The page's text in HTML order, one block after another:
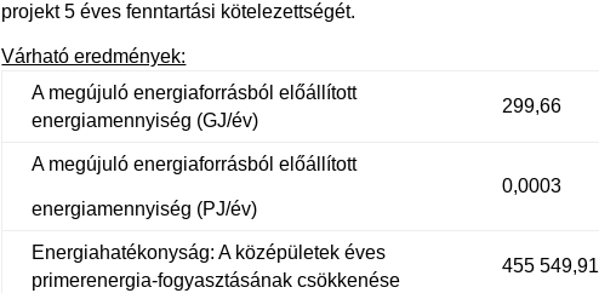
projekt 5 éves fenntartási kötelezettségét.
Várható eredmények:
A megújuló energiaforrásból előállított
energiamennyiség (GJ/év)
299,66
A megújuló energiaforrásból előállított
energiamennyiség (PJ/év)
0,0003
Energiahatékonyság: A középületek éves
primerenergia-fogyasztásának csökkenése
455 549,91